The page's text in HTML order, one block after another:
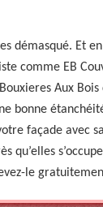
démasqué. Et
comme EB
Aux
bonne
façade avec
qu’elles
le